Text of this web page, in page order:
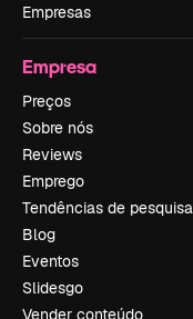
Empresas
Empresa
Preços
Sobre nós
Reviews
Emprego
Tendências de pesquisa
Blog
Eventos
Slidesgo
Vender conteúdo